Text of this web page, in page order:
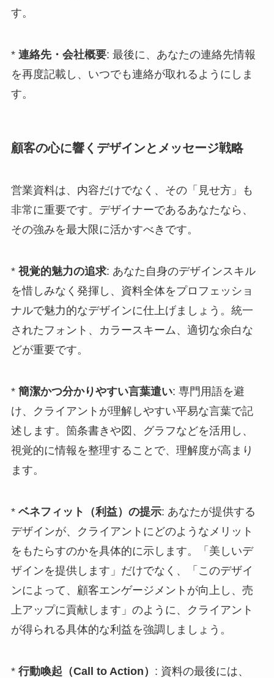
す。
* 連絡先・会社概要: 最後に、あなたの連絡先情報
を再度記載し、いつでも連絡が取れるようにしま
す。
顧客の心に響くデザインとメッセージ戦略
営業資料は、内容だけでなく、その「見せ方」も
非常に重要です。デザイナーであるあなたなら、
その強みを最大限に活かすべきです。
* 視覚的魅力の追求: あなた自身のデザインスキル
を惜しみなく発揮し、資料全体をプロフェッショ
ナルで魅力的なデザインに仕上げましょう。統一
されたフォント、カラースキーム、適切な余白な
どが重要です。
* 簡潔かつ分かりやすい言葉遣い: 専門用語を避
け、クライアントが理解しやすい平易な言葉で記
述します。箇条書きや図、グラフなどを活用し、
視覚的に情報を整理することで、理解度が高まり
ます。
* ベネフィット（利益）の提示: あなたが提供する
デザインが、クライアントにどのようなメリット
をもたらすのかを具体的に示します。「美しいデ
ザインを提供します」だけでなく、「このデザイ
ンによって、顧客エンゲージメントが向上し、売
上アップに貢献します」のように、クライアント
が得られる具体的な利益を強調しましょう。
* 行動喚起（Call to Action） : 資料の最後には、